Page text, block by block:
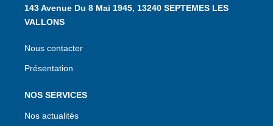
143 Avenue Du 8 Mai 1945, 13240 SEPTEMES LES
VALLONS
Nous contacter
Présentation
NOS SERVICES
Nos actualités